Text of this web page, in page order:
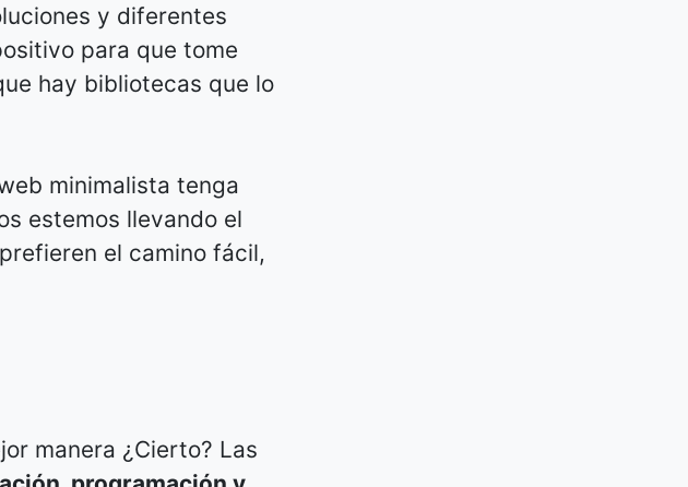
y diferentes
para que tome
hay bibliotecas que lo
minimalista tenga
estemos llevando el
el camino fácil,
manera ¿Cierto? Las